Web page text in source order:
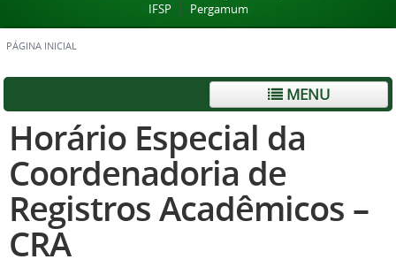
IFSP
Pergamum
PÁGINA INICIAL
MENU
Horário Especial da
Coordenadoria de
Registros Acadêmicos –
CRA